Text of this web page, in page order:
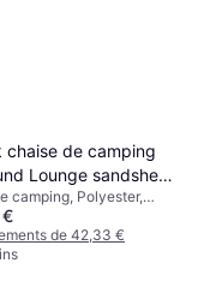
chaise de camping
Lounge sandshell
de Sable
camping, Polyester,
de 42,33 €